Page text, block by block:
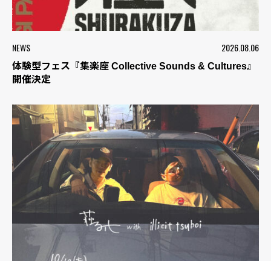
NEWS 2026.08.06
体験型フェス『集楽座 Collective Sounds & Cultures』
開催決定